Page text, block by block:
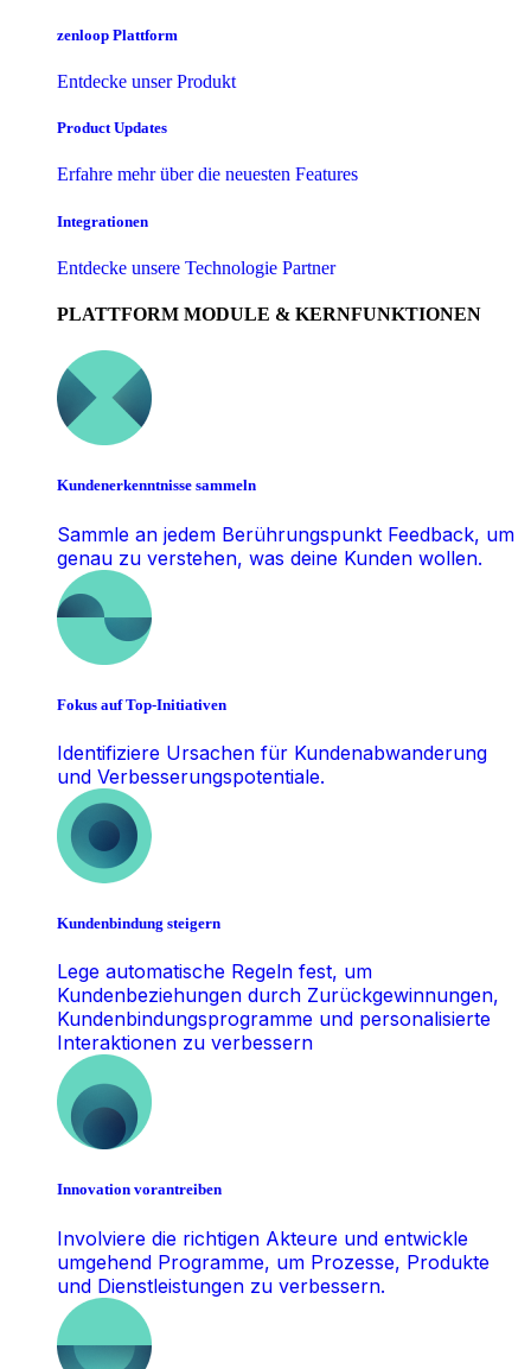
zenloop Plattform
Entdecke unser Produkt
Product Updates
Erfahre mehr über die neuesten Features
Integrationen
Entdecke unsere Technologie Partner
PLATTFORM MODULE & KERNFUNKTIONEN
Kundenerkenntnisse sammeln
Sammle an jedem Berührungspunkt Feedback, um
genau zu verstehen, was deine Kunden wollen.
Fokus auf Top-Initiativen
Identifiziere Ursachen für Kundenabwanderung
und Verbesserungspotentiale.
Kundenbindung steigern
Lege automatische Regeln fest, um
Kundenbeziehungen durch Zurückgewinnungen,
Kundenbindungsprogramme und personalisierte
Interaktionen zu verbessern
Innovation vorantreiben
Involviere die richtigen Akteure und entwickle
umgehend Programme, um Prozesse, Produkte
und Dienstleistungen zu verbessern.